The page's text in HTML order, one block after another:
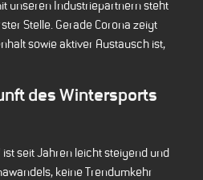
unseren Industriepartnern steht
Stelle. Gerade Corona zeigt
sowie aktiver Austausch ist,
des Wintersports
ist seit Jahren leicht steigend und
keine Trendumkehr